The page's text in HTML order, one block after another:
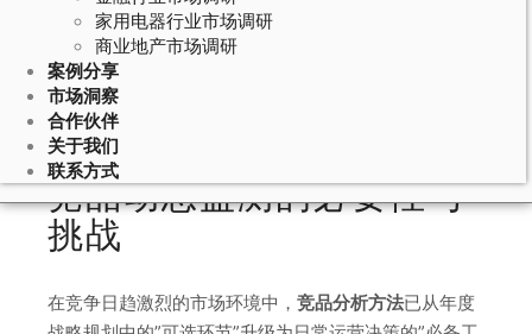
家用电器行业市场调研
商业地产市场调研
案例分享
市场洞察
合作伙伴
关于我们
联系方式
竞品分析方法的动态监测体系：竞品
价格和产品更新的实时追踪和数据呈
竞品动态监测的必要性与
挑战
在竞争日趋激烈的市场环境中， 竞品分析方法已从年度